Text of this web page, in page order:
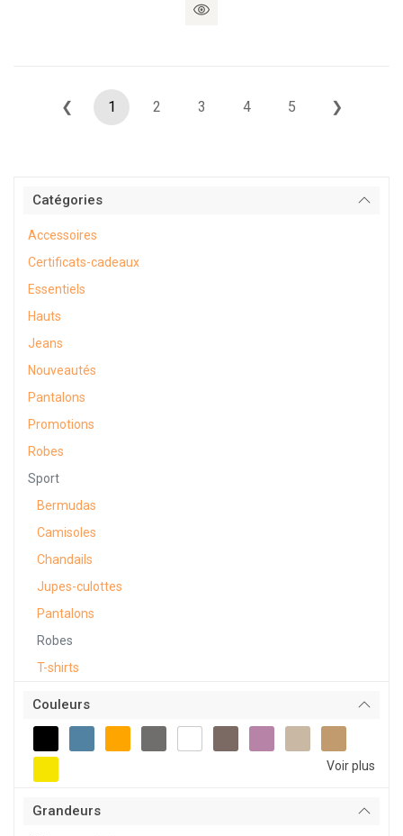
Catégories
Accessoires
Certificats-cadeaux
Essentiels
Hauts
Jeans
Nouveautés
Pantalons
Promotions
Robes
Sport
Bermudas
Camisoles
Chandails
Jupes-culottes
Pantalons
Robes
T-shirts
Couleurs
Voir plus
Grandeurs
❮ 1 2 3 4 5 ❯